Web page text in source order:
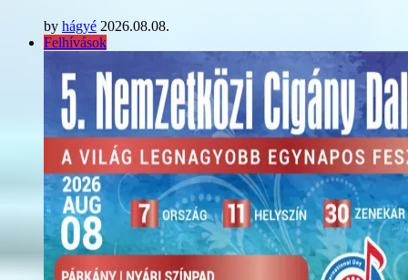
by hágyé 2026.08.08.
Felhívások